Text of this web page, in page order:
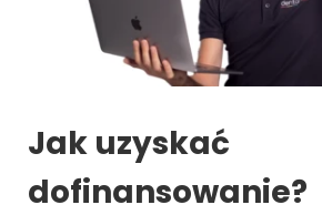
Jak uzyskać
dofinansowanie?